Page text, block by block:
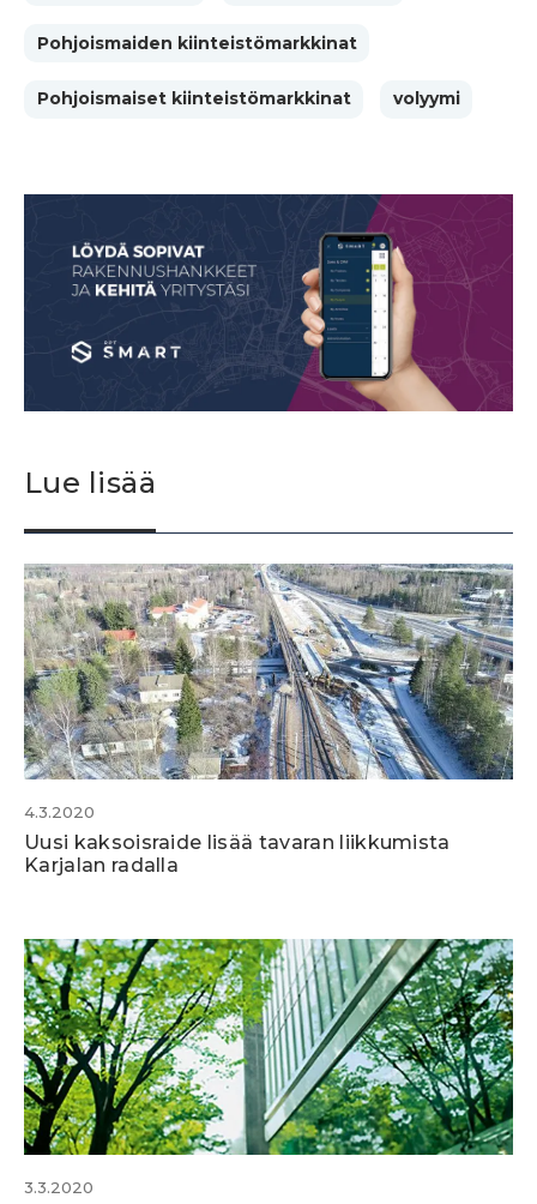
Pohjoismaiden kiinteistömarkkinat
Pohjoismaiset kiinteistömarkkinat volyymi
Lue lisää
4.3.2020
Uusi kaksoisraide lisää tavaran liikkumista
Karjalan radalla
3.3.2020